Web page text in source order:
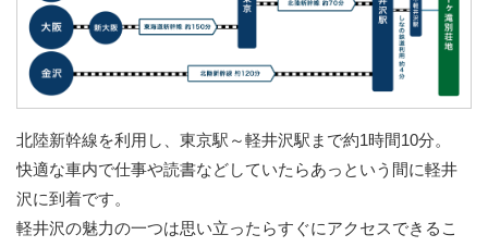
北陸新幹線を利用し、東京駅～軽井沢駅まで約1時間10分。
快適な車内で仕事や読書などしていたらあっという間に軽井
沢に到着です。
軽井沢の魅力の一つは思い立ったらすぐにアクセスできるこ